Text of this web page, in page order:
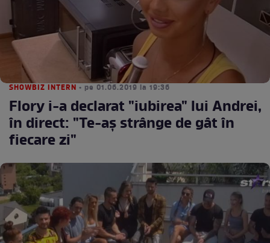
SHOWBIZ INTERN • pe 01.06.2019 la 19:36
Flory i-a declarat "iubirea" lui Andrei,
în direct: "Te-aș strânge de gât în
fiecare zi"